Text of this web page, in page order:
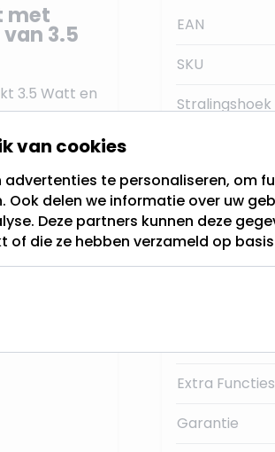
met
3.5
3.5 Watt en
Warm Wit,
Dit is de
LED
EAN
SKU
Stralingshoek
Lichtkleur
Dimbaar
Merk
Extra Functies
Garantie
van cookies
te personaliseren, om
Ook delen we informatie over uw
Deze partners kunnen deze
die ze hebben verzameld op